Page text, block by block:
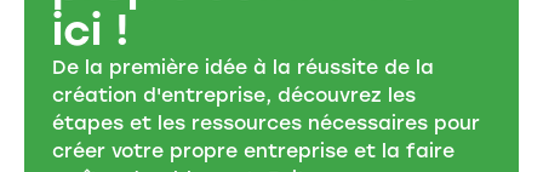
ici !
De la première idée à la réussite de la
création d'entreprise, découvrez les
étapes et les ressources nécessaires pour
créer votre propre entreprise et la faire